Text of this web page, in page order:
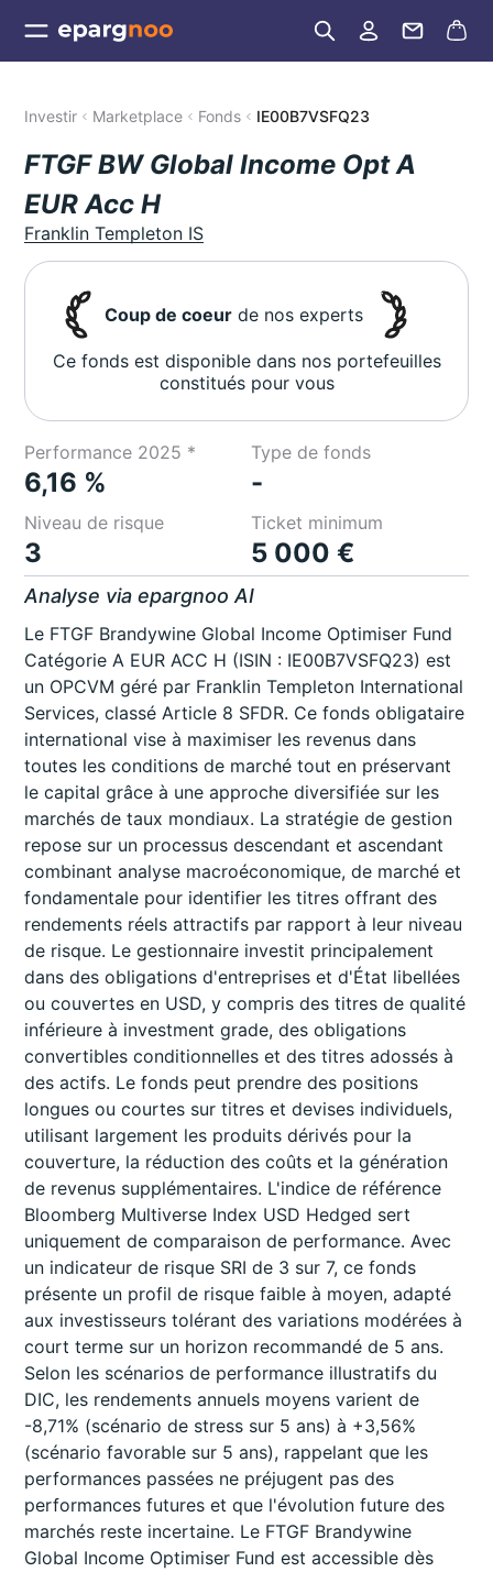
Investir Marketplace Fonds IE00B7VSFQ23
FTGF BW Global Income Opt A
EUR Acc H
Franklin Templeton IS
Coup de coeur de nos experts
Ce fonds est disponible dans nos portefeuilles
constitués pour vous
Performance 2025 *
6,16 %
Type de fonds
-
Niveau de risque
3
Ticket minimum
5 000 €
Analyse via epargnoo AI
Le FTGF Brandywine Global Income Optimiser Fund
Catégorie A EUR ACC H (ISIN : IE00B7VSFQ23) est
un OPCVM géré par Franklin Templeton International
Services, classé Article 8 SFDR. Ce fonds obligataire
international vise à maximiser les revenus dans
toutes les conditions de marché tout en préservant
le capital grâce à une approche diversifiée sur les
marchés de taux mondiaux. La stratégie de gestion
repose sur un processus descendant et ascendant
combinant analyse macroéconomique, de marché et
fondamentale pour identifier les titres offrant des
rendements réels attractifs par rapport à leur niveau
de risque. Le gestionnaire investit principalement
dans des obligations d'entreprises et d'État libellées
ou couvertes en USD, y compris des titres de qualité
inférieure à investment grade, des obligations
convertibles conditionnelles et des titres adossés à
des actifs. Le fonds peut prendre des positions
longues ou courtes sur titres et devises individuels,
utilisant largement les produits dérivés pour la
couverture, la réduction des coûts et la génération
de revenus supplémentaires. L'indice de référence
Bloomberg Multiverse Index USD Hedged sert
uniquement de comparaison de performance. Avec
un indicateur de risque SRI de 3 sur 7, ce fonds
présente un profil de risque faible à moyen, adapté
aux investisseurs tolérant des variations modérées à
court terme sur un horizon recommandé de 5 ans.
Selon les scénarios de performance illustratifs du
DIC, les rendements annuels moyens varient de
-8,71% (scénario de stress sur 5 ans) à +3,56%
(scénario favorable sur 5 ans), rappelant que les
performances passées ne préjugent pas des
performances futures et que l'évolution future des
marchés reste incertaine. Le FTGF Brandywine
Global Income Optimiser Fund est accessible dès